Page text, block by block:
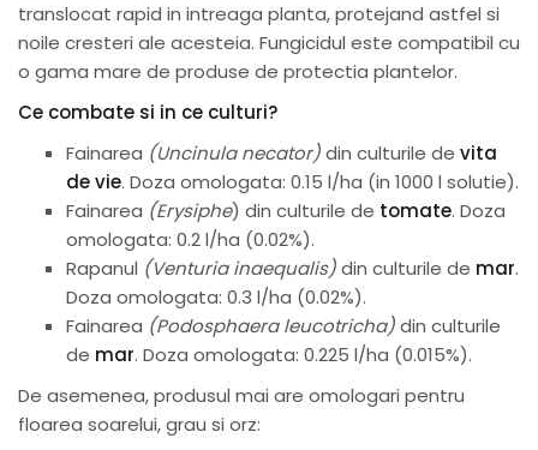
translocat rapid in intreaga planta, protejand astfel si
noile cresteri ale acesteia. Fungicidul este compatibil cu
o gama mare de produse de protectia plantelor.
Ce combate si in ce culturi?
Fainarea (Uncinula necator)din culturile de vita
de vie. Doza omologata: 0.15 l/ha (in 1000 l solutie).
Fainarea (Erysiphe) din culturile de tomate. Doza
omologata: 0.2 l/ha (0.02%).
Rapanul (Venturia inaequalis)din culturile de mar.
Doza omologata: 0.3 l/ha (0.02%).
Fainarea (Podosphaera leucotricha)din culturile
de mar. Doza omologata: 0.225 l/ha (0.015%).
De asemenea, produsul mai are omologari pentru
floarea soarelui, grau si orz: